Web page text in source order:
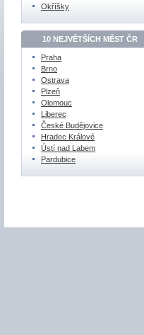
Okříšky
10 NEJVĚTŠÍCH MĚST ČR
Praha
Brno
Ostrava
Plzeň
Olomouc
Liberec
České Budějovice
Hradec Králové
Ústí nad Labem
Pardubice